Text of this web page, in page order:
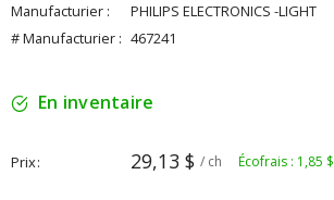
Manufacturier :
PHILIPS ELECTRONICS -LIGHT
# Manufacturier : 467241
En inventaire
Prix 29,13 $ / ch Écofrais : 1,85 $